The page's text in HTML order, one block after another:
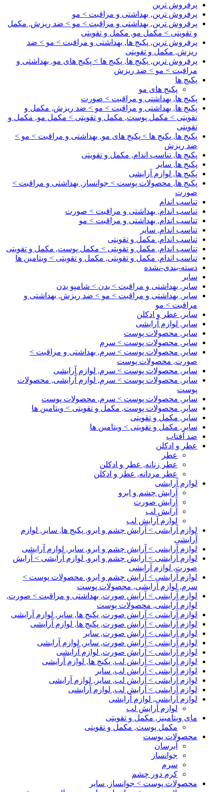
پرفروش ترین
پرفروش ترین, بهداشتی و مراقبت > مو
پرفروش ترین, بهداشتی و مراقبت > مو > ضد ریزش, مکمل
و تقویتی > مکمل مو, مکمل و تقویتی
پرفروش ترین, پکیج ها, بهداشتی و مراقبت > مو > ضد
ریزش, مکمل و تقویتی
پرفروش ترین, پکیج ها, پکیج ها > پکیج های مو, بهداشتی و
مراقبت > مو > ضد ریزش
پکیج ها
پکیج های مو
پکیج ها, بهداشتی و مراقبت > صورت
پکیج ها, بهداشتی و مراقبت > مو > ضد ریزش, مکمل و
تقویتی > مکمل پوست, مکمل و تقویتی > مکمل مو, مکمل و
تقویتی
پکیج ها, پکیج ها > پکیج های مو, بهداشتی و مراقبت > مو >
ضد ریزش
پکیج ها, تناسب اندام, مکمل و تقویتی
پکیج ها, سایر
پکیج ها, لوازم آرایشی
پکیج ها, محصولات پوست > جوانساز, بهداشتی و مراقبت >
صورت
تناسب اندام
تناسب اندام, بهداشتی و مراقبت > صورت
تناسب اندام, بهداشتی و مراقبت > مو
تناسب اندام, سایر
تناسب اندام, مکمل و تقویتی
تناسب اندام, مکمل و تقویتی > مکمل پوست, مکمل و تقویتی
تناسب اندام, مکمل و تقویتی, مکمل و تقویتی > ویتامین ها
دسته-بندی-نشده
سایر
سایر, بهداشتی و مراقبت > بدن > شامپو بدن
سایر, بهداشتی و مراقبت > مو > ضد ریزش, بهداشتی و
مراقبت > مو
سایر, عطر و ادکلن
سایر, لوازم آرایشی
سایر, محصولات پوست
سایر, محصولات پوست > سرم
سایر, محصولات پوست > سرم, بهداشتی و مراقبت >
صورت, محصولات پوست
سایر, محصولات پوست > سرم, لوازم آرایشی
سایر, محصولات پوست > سرم, لوازم آرایشی, محصولات
پوست
سایر, محصولات پوست > سرم, محصولات پوست
سایر, محصولات پوست, مکمل و تقویتی > ویتامین ها
سایر, مکمل و تقویتی
سایر, مکمل و تقویتی > ویتامین ها
ضد آفتاب
عطر و ادکلن
عطر
عطر زنانه, عطر و ادکلن
عطر مردانه, عطر و ادکلن
لوازم آرایشی
آرایش چشم و ابرو
آرایش صورت
آرایش لب
لوازم آرایش لب
لوازم آرایشی > آرایش چشم و ابرو, پکیج ها, سایر, لوازم
آرایشی
لوازم آرایشی > آرایش چشم و ابرو, سایر, لوازم آرایشی
لوازم آرایشی > آرایش چشم و ابرو, لوازم آرایشی > آرایش
صورت, لوازم آرایشی
لوازم آرایشی > آرایش چشم و ابرو, محصولات پوست >
سرم, لوازم آرایشی, محصولات پوست
لوازم آرایشی > آرایش صورت, بهداشتی و مراقبت > صورت,
لوازم آرایشی, محصولات پوست
لوازم آرایشی > آرایش صورت, پکیج ها, سایر, لوازم آرایشی
لوازم آرایشی > آرایش صورت, پکیج ها, لوازم آرایشی
لوازم آرایشی > آرایش صورت, سایر
لوازم آرایشی > آرایش صورت, سایر, لوازم آرایشی
لوازم آرایشی > آرایش صورت, لوازم آرایشی
لوازم آرایشی > آرایش لب, پکیج ها, لوازم آرایشی
لوازم آرایشی > آرایش لب, سایر
لوازم آرایشی > آرایش لب, سایر, لوازم آرایشی
لوازم آرایشی > آرایش لب, لوازم آرایشی
لوازم آرایشی, لوازم آرایشی
لوازم آرایش لب
مای ویتامینز, مکمل و تقویتی
مکمل پوست, مکمل و تقویتی
محصولات پوست
آبرسان
جوانساز
سرم
کرم دور چشم
محصولات پوست > جوانساز, سایر